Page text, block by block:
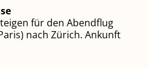
für den Abendflug
nach Zürich. Ankunft